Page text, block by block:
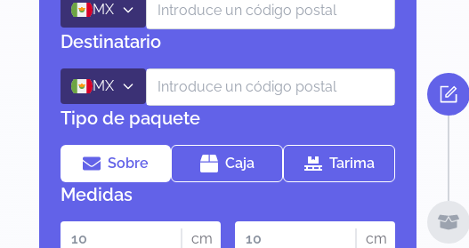
MX
Destinatario
MX
Tipo de paquete
Sobre Caja Tarima
Medidas
cm cm